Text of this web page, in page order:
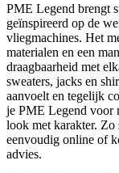
PME Legend brengt
geïnspireerd op de
vliegmachines. Het
materialen en een
draagbaarheid met
sweaters, jacks en
aanvoelt en tegelijk
je PME Legend voor
look met karakter.
eenvoudig online of
advies.